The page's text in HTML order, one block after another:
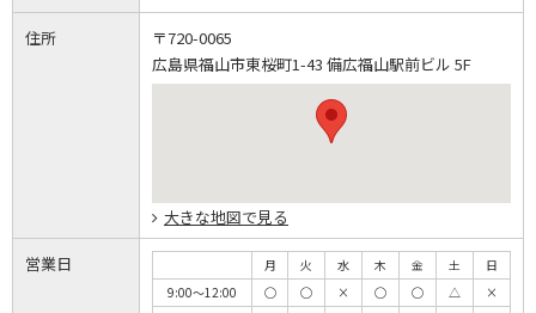
住所
〒720-0065
広島県福山市東桜町1-43 備広福山駅前ビル 5F
大きな地図で見る
営業日 月 火 水 木 金 土
日
9:00～12:00
◯ ◯ × ◯ ◯ △
×